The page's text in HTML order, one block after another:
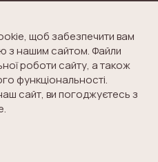
K&A
Ashley
щоб забезпечити вам
з нашим сайтом. Файли
роботи сайту, а також
функціональності.
сайт, ви погоджуєтесь з